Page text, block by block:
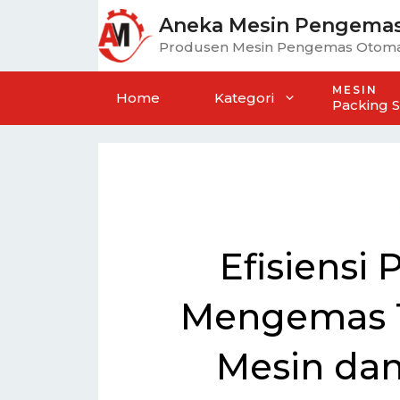
Aneka Mesin
Produsen Mesin Pengemas
Home Kategori MESIN
Packing
Efisiensi
Mengemas
Mesin